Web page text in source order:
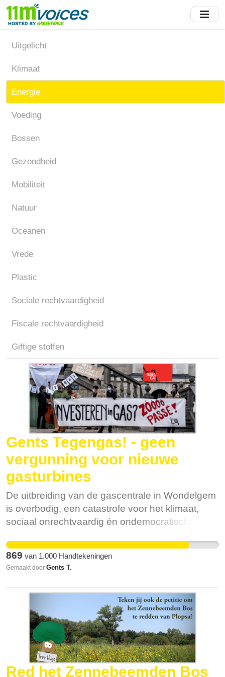
Skip
main
content
Uitgelicht
Klimaat
Energie
Voeding
Bossen
Gezondheid
Mobiliteit
Natuur
Oceanen
Vrede
Plastic
Sociale rechtvaardigheid
Fiscale rechtvaardigheid
Giftige stoffen
Gents Tegengas! - geen
vergunning voor nieuwe
gasturbines
De uitbreiding van de gascentrale in Wondelgem
is overbodig, een catastrofe voor het klimaat,
sociaal onrechtvaardig én ondemocratisch!
geloven dat een volledige kernuitstap in 2025
onze bevoorradingszekerheid in gevaar brengt,
op piekmomenten (tijdens extreem koude dagen)
van stroom te blijven voorzien. Dit wordt
bevestigd door een studie van energieregulator
CREG. EEN CATASTROFE VOOR HET
KLIMAAT Aardgas is een fossiele brandstof en
stoot net als steenkool en olie CO2 uit wanneer
869 van 1.000 Handtekeningen
Gemaakt door Gents T.
Red het Zennebeemden Bos